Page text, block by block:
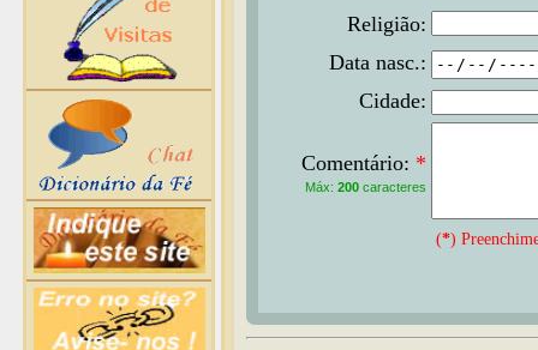
Religião:
Data nasc.:
Cidade:
Comentário: *
Máx: 200 caracteres
(*)